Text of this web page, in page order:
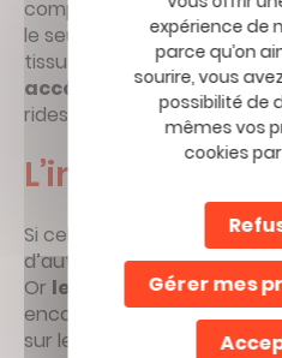
complexes en raison de
le seul facteur de
tissus. Le tabac est aussi un
accélération du
rides et d’un teint terne.
L’impuissance
Si cela est parfois le
d’autres ont encore une
Or le tabac est vecteur
encore en raison des
sur les vaisseaux sanguins.
expérience de
parce qu’on
sourire, vous
possibilité de
mêmes vos
cookies
Gérer mes